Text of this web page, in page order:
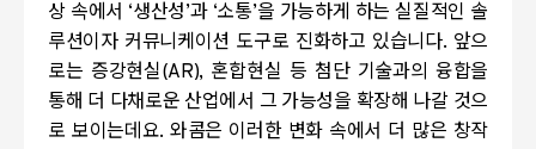
상 속에서 ‘생산성’과 ‘소통’을 가능하게 하는 실질적인 솔
루션이자 커뮤니케이션 도구로 진화하고 있습니다. 앞으
로는 증강현실(AR), 혼합현실 등 첨단 기술과의 융합을
통해 더 다채로운 산업에서 그 가능성을 확장해 나갈 것으
로 보이는데요.와콤은 이러한 변화 속에서 더 많은 창작